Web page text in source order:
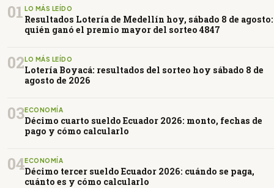
01 LO MÁS LEÍDO
Resultados Lotería de Medellín hoy, sábado 8 de agosto:
quién ganó el premio mayor del sorteo 4847
02LO MÁS LEÍDO
Lotería Boyacá: resultados del sorteo hoy sábado 8 de
agosto de 2026
03ECONOMÍA
Décimo cuarto sueldo Ecuador 2026: monto, fechas de
pago y cómo calcularlo
04ECONOMÍA
Décimo tercer sueldo Ecuador 2026: cuándo se paga,
cuánto es y cómo calcularlo